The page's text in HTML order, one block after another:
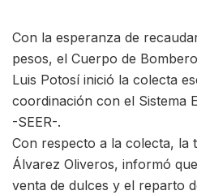
Con la esperanza de
pesos, el Cuerpo de
Luis Potosí inició la colecta
coordinación con el Sistema
-SEER-.
Con respecto a la colecta, la
Álvarez Oliveros, informó
venta de dulces y el reparto